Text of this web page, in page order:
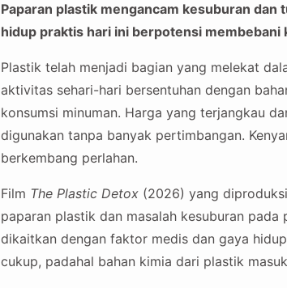
Paparan plastik mengancam kesuburan dan
hidup praktis hari ini berpotensi membebani
Plastik telah menjadi bagian yang melekat
aktivitas sehari-hari bersentuhan dengan
konsumsi minuman. Harga yang terjangkau
digunakan tanpa banyak pertimbangan.
berkembang perlahan.
Film The Plastic Detox (2026) yang
paparan plastik dan masalah kesuburan pada
dikaitkan dengan faktor medis dan gaya
cukup, padahal bahan kimia dari plastik